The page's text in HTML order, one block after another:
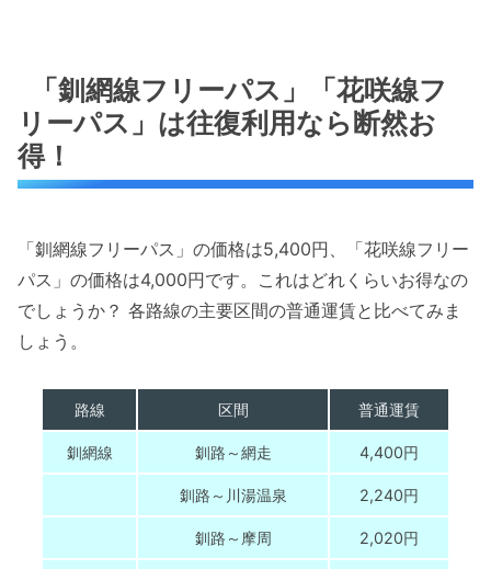
「釧網線フリーパス」「花咲線フ
リーパス」は往復利用なら断然お
得！
「釧網線フリーパス」の価格は5,400円、「花咲線フリー
パス」の価格は4,000円です。これはどれくらいお得なの
でしょうか？ 各路線の主要区間の普通運賃と比べてみま
しょう。
路線 区間 普通運賃
釧網線 釧路～網走 4,400円
釧路～川湯温泉 2,240円
釧路～摩周 2,020円